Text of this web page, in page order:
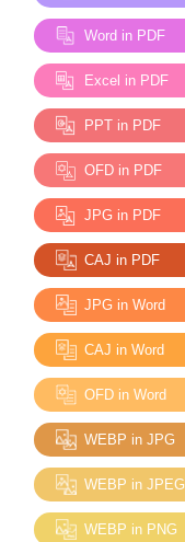
Word in PDF
Excel in PDF
PPT in PDF
OFD in PDF
JPG in PDF
CAJ in PDF
JPG in Word
CAJ in Word
OFD in Word
WEBP in JPG
WEBP in JPEG
WEBP in PNG